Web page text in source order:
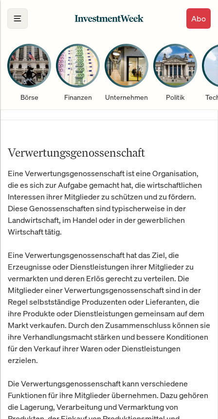
Abo
Börse Finanzen Unternehmen Politik
Verwertungsgenossenschaft
Eine Verwertungsgenossenschaft ist eine Organisation,
die es sich zur Aufgabe gemacht hat, die wirtschaftlichen
Interessen ihrer Mitglieder zu schützen und zu fördern.
Diese Genossenschaften sind typischerweise in der
Landwirtschaft, im Handel oder in der gewerblichen
Wirtschaft tätig.
Eine Verwertungsgenossenschaft hat das Ziel, die
Erzeugnisse oder Dienstleistungen ihrer Mitglieder zu
vermarkten und deren Erlös gerecht zu verteilen. Die
Mitglieder einer Verwertungsgenossenschaft sind in der
Regel selbstständige Produzenten oder Lieferanten, die
ihre Produkte oder Dienstleistungen gemeinsam auf dem
Markt verkaufen. Durch den Zusammenschluss können sie
ihre Verhandlungsmacht stärken und bessere Konditionen
für den Verkauf ihrer Waren oder Dienstleistungen
erzielen.
Die Verwertungsgenossenschaft kann verschiedene
Funktionen für ihre Mitglieder übernehmen. Dazu gehören
die Lagerung, Verarbeitung und Vermarktung von